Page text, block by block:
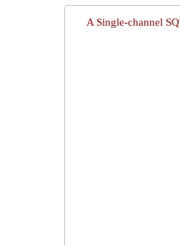
A Single-channel